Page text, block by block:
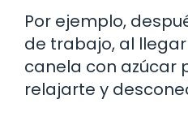
Por ejemplo,
de trabajo, al
canela con azúcar
relajarte y